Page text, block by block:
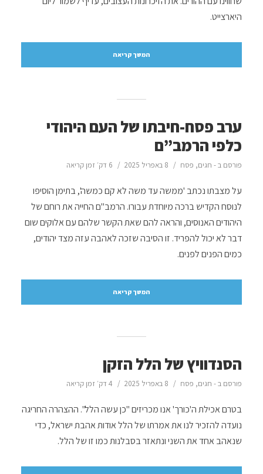
היארצייט.
המשך קריאה
ערב פסח-חיבתו של העם היהודי
כלפי הרמב”ם
פורסם ב - חגים, פסח 8 באפריל 2025 6 דק׳ זמן קריאה
על מצבתו נכתב 'ממשה עד משה לא קם כמשה', בתימן הוסיפו
לנוסח הקדיש ברכה מיוחדת עבורו. הרמב"ם החייה את רוחם של
היהודים האנוסים, והראה להם שאת הקשר שלהם עם אלוקים שום
דבר לא יכול להפריד. זו הסיבה שזכה לאהבה עזה מצד יהודים,
כמים הפנים לפנים.
המשך קריאה
הסנדוויץ של הלל הזקן
פורסם ב - חגים, פסח 8 באפריל 2025 4 דק׳ זמן קריאה
בטרם אכילת ה'כורך' אנו מכריזים "כן עשה הלל". ההצהרה החריגה
נועדה להזכיר לנו את אמרתו של הלל אודות אהבת ישראל, כדי
שנאהב אחד את השני ונתאזר בסבלנות כמו זו של הלל.